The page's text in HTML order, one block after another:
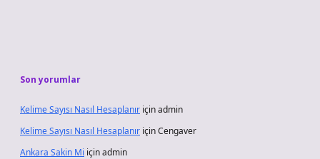
Son yorumlar
Kelime Sayısı Nasıl Hesaplanır içinadmin
Kelime Sayısı Nasıl Hesaplanır içinCengaver
Ankara Sakin Mi içinadmin